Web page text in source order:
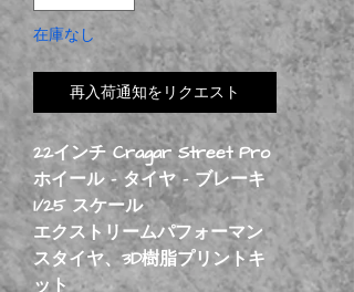
在庫なし
再入荷通知をリクエスト
22インチ Cragar Street Pro
ホイール - タイヤ - ブレーキ
1/25 スケール
エクストリームパフォーマン
スタイヤ、3D樹脂プリントキ
ット